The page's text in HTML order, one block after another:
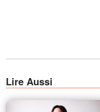
Lire Aussi